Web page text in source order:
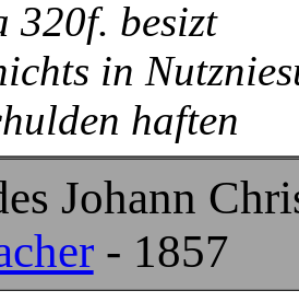
320f. besizt
in
haften
Johann
- 1857